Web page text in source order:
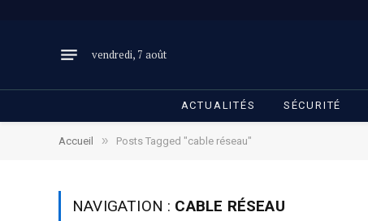
vendredi, 7 août
ACTUALITÉS SÉCURITÉ
Accueil » Posts Tagged "cable réseau"
NAVIGATION : CABLE RÉSEAU